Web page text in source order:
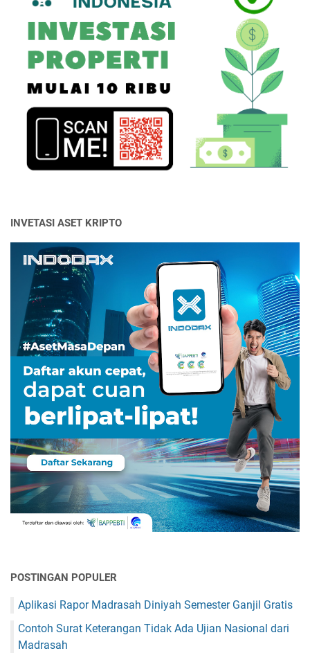
INVETASI ASET KRIPTO
POSTINGAN POPULER
Aplikasi Rapor Madrasah Diniyah Semester Ganjil Gratis
Contoh Surat Keterangan Tidak Ada Ujian Nasional dari
Madrasah